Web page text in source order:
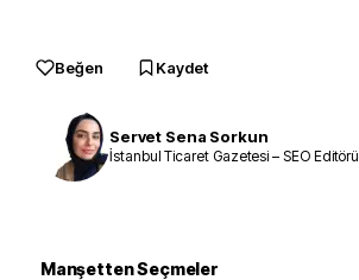
Beğen Kaydet
Servet Sena Sorkun
İstanbul Ticaret Gazetesi – SEO Editörü
Manşetten Seçmeler